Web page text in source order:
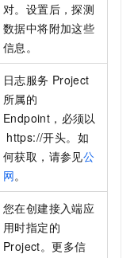
对。设置后，探测
数据中将附加这些
信息。
日志服务 Project
所属的
Endpoint，必须以
https://开头。如
何获取，请参见公
网。
您在创建接入端应
用时指定的
Project。更多信